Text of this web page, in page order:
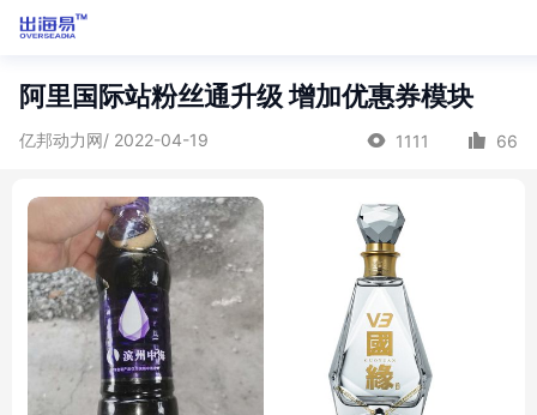
阿里国际站粉丝通升级 增加优惠券模块
亿邦动力网/ 2022-04-19 1111 66